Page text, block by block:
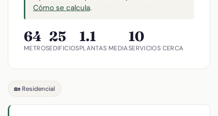
Cómo se calcula.
64
METROS
25
EDIFICIOS
1.1
PLANTAS MEDIA
10
SERVICIOS CERCA
🏡 Residencial